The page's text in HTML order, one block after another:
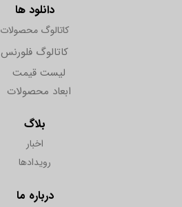
دانلود ها
کاتالوگ محصولات
کاتالوگ فلورنس
بلاگ
اخبار
رویدادها
درباره ما
ابعاد محصولات
لیست قیمت